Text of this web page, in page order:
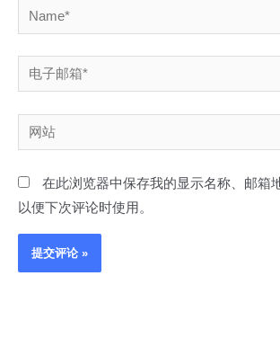
Name*
电
子
邮
箱
网
站
在此浏览器中保存我的显示名称、邮箱
以便下次评论时使用。